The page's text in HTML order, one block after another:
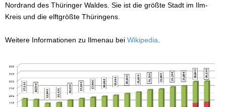
Nordrand des Thüringer Waldes. Sie ist die größte Stadt im Ilm-
Kreis und die elftgrößte Thüringens.
Weitere Informationen zu Ilmenau bei Wikipedia